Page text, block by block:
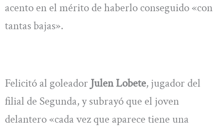
acento en el mérito de haberlo conseguido «con
tantas bajas».
Felicitó al goleador Julen Lobete, jugador del
filial de Segunda, y subrayó que el joven
delantero «cada vez que aparece tiene una